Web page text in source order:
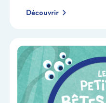
Découvrir